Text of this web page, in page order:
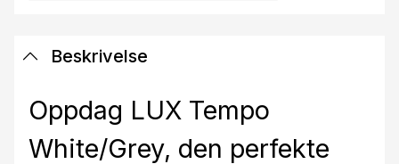
Beskrivelse
Oppdag LUX Tempo
White/Grey, den perfekte